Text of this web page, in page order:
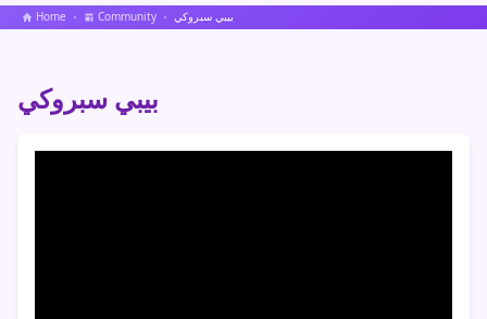
Home Community بيبي سبروكي
بيبي سبروكي